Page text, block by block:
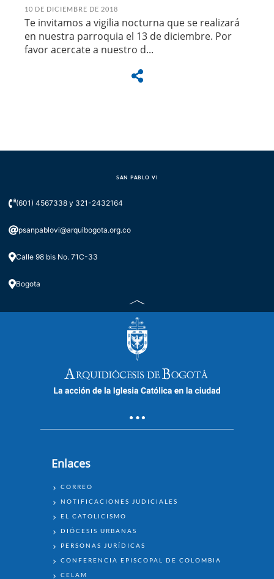
10 DE DICIEMBRE DE 2018
Te invitamos a vigilia nocturna que se realizará
en nuestra parroquia el 13 de diciembre. Por
favor acercate a nuestro d...
SAN PABLO VI
(601) 4567338 y 321-2432164
psanpablovi@arquibogota.org.co
Calle 98 bis No. 71C-33
Bogota
Enlaces
ENLACES
CORREO
NOTIFICACIONES JUDICIALES
EL CATOLICISMO
DIÓCESIS URBANAS
PERSONAS JURÍDICAS
CONFERENCIA EPISCOPAL DE COLOMBIA
CELAM